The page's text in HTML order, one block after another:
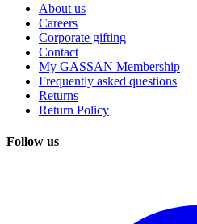
About us
Careers
Corporate gifting
Contact
My GASSAN Membership
Frequently asked questions
Returns
Return Policy
Follow us